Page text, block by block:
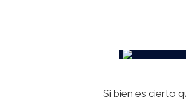
Si bien es cierto